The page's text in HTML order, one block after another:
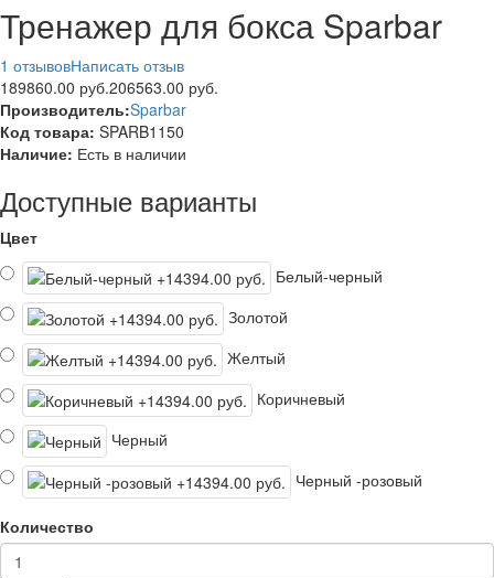
Тренажер для бокса Sparbar
1 отзывовНаписать отзыв
189860.00 руб.206563.00 руб.
Производитель:Sparbar
Код товара: SPARB1150
Наличие: Есть в наличии
Доступные варианты
Цвет
Белый-черный
Золотой
Желтый
Коричневый
Черный
Черный -розовый
Количество